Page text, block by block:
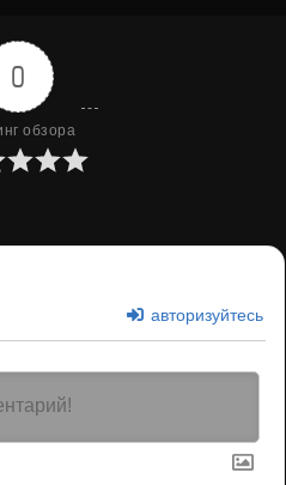
0
обзора
авторизуйтесь